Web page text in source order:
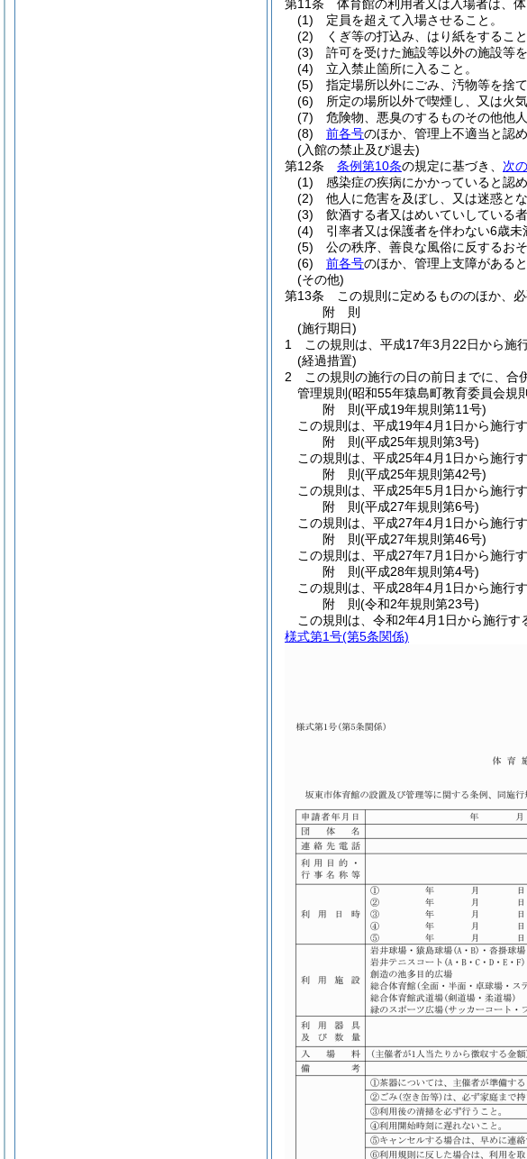
第11条
体育館の利用者又は入場者は、
(1)
定員を超えて入場させること。
(2)
くぎ等の打込み、はり紙をすること
(3)
許可を受けた施設等以外の施設等
(4)
立入禁止箇所に入ること。
(5)
指定場所以外にごみ、汚物等を捨て
(6)
所定の場所以外で喫煙し、又は火
(7)
危険物、悪臭のするものその他他
(8)
前各号のほか、管理上不適当と認
(入館の禁止及び退去)
第12条
条例第10条の規定に基づき、 次
(1)
感染症の疾病にかかっていると認
(2)
他人に危害を及ぼし、又は迷惑と
(3)
飲酒する者又はめいていしている者
(4)
引率者又は保護者を伴わない6歳未
(5)
公の秩序、善良な風俗に反するお
(6)
前各号のほか、管理上支障がある
(その他)
第13条
この規則に定めるもののほか、
附 則
(施行期日)
1
この規則は、平成17年3月22日から施行
(経過措置)
2
この規則の施行の日の前日までに、合
管理規則 (昭和55年猿島町教育委員会規
附 則(平成19年規則第11号)
この規則は、平成19年4月1日から施行す
附 則(平成25年規則第3号)
この規則は、平成25年4月1日から施行す
附 則(平成25年規則第42号)
この規則は、平成25年5月1日から施行す
附 則(平成27年規則第6号)
この規則は、平成27年4月1日から施行す
附 則(平成27年規則第46号)
この規則は、平成27年7月1日から施行す
附 則(平成28年規則第4号)
この規則は、平成28年4月1日から施行す
附 則(令和2年規則第23号)
この規則は、令和2年4月1日から施行す
様式第1号(第5条関係)